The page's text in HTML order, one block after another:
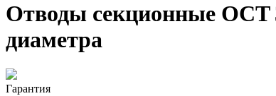
Отводы секционные ОСТ
диаметра
Гарантия